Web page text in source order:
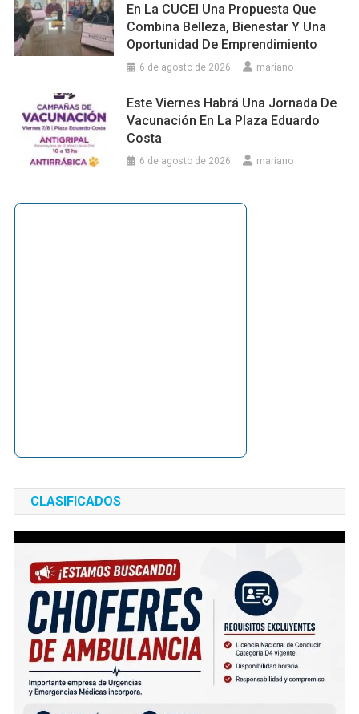
En La CUCEI Una Propuesta Que
Combina Belleza, Bienestar Y Una
Oportunidad De Emprendimiento
6 de agosto de 2026 mariano
Este Viernes Habrá Una Jornada De
Vacunación En La Plaza Eduardo
Costa
6 de agosto de 2026 mariano
CLASIFICADOS